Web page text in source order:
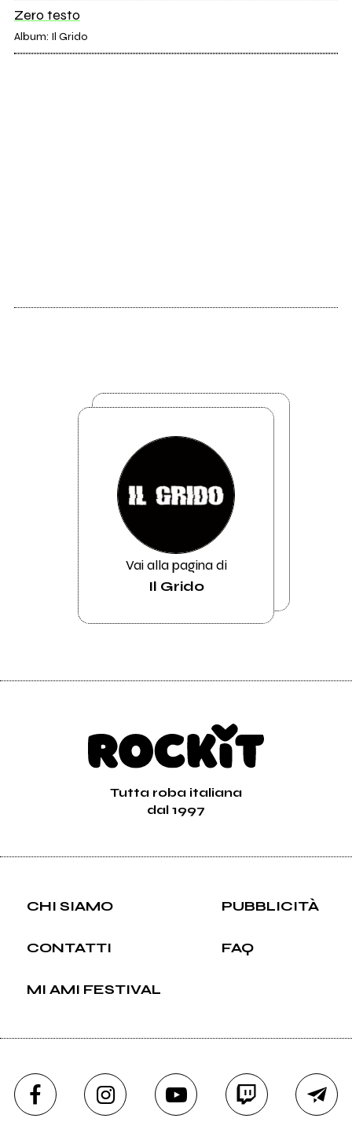
Zero testo
Album: Il Grido
Vai alla pagina di
Il Grido
Tutta roba italiana
dal 1997
CHI SIAMO PUBBLICITÀ
CONTATTI FAQ
MI AMI FESTIVAL